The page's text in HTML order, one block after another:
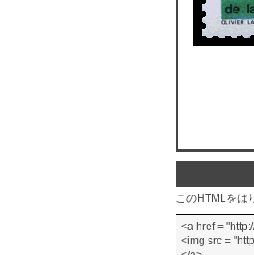
このHTMLをは